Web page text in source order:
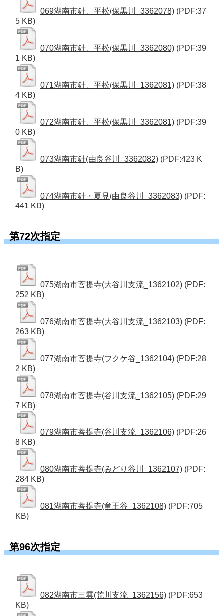
069湖南市針、平松(保黒川_3362078) (PDF:37
5 KB)
070湖南市針、平松(保黒川_3362080) (PDF:39
1 KB)
071湖南市針、平松(保黒川_1362081) (PDF:38
4 KB)
072湖南市針、平松(保黒川_3362081) (PDF:39
0 KB)
073湖南市針(由良谷川_3362082) (PDF:423 K
B)
074湖南市針・夏見(由良谷川_3362083) (PDF:
441 KB)
第72次指定
075湖南市菩提寺(大谷川支流_1362102) (PDF:
252 KB)
076湖南市菩提寺(大谷川支流_1362103) (PDF:
263 KB)
077湖南市菩提寺(フクケ谷_1362104) (PDF:28
2 KB)
078湖南市菩提寺(谷川支流_1362105) (PDF:29
7 KB)
079湖南市菩提寺(谷川支流_1362106) (PDF:26
8 KB)
080湖南市菩提寺(みどり谷川_1362107) (PDF:
284 KB)
081湖南市菩提寺(竜王谷_1362108) (PDF:705
KB)
第96次指定
082湖南市三雲(荒川支流_1362156) (PDF:653
KB)